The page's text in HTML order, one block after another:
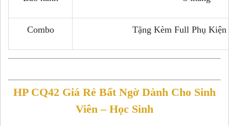
Combo Tặng Kèm Full Phụ Kiện
HP CQ42 Giá Rẻ Bất Ngờ Dành Cho Sinh
Viên – Học Sinh